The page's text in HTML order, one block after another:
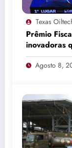
Texas
Prêmio
inovadoras
da
Agosto 8,